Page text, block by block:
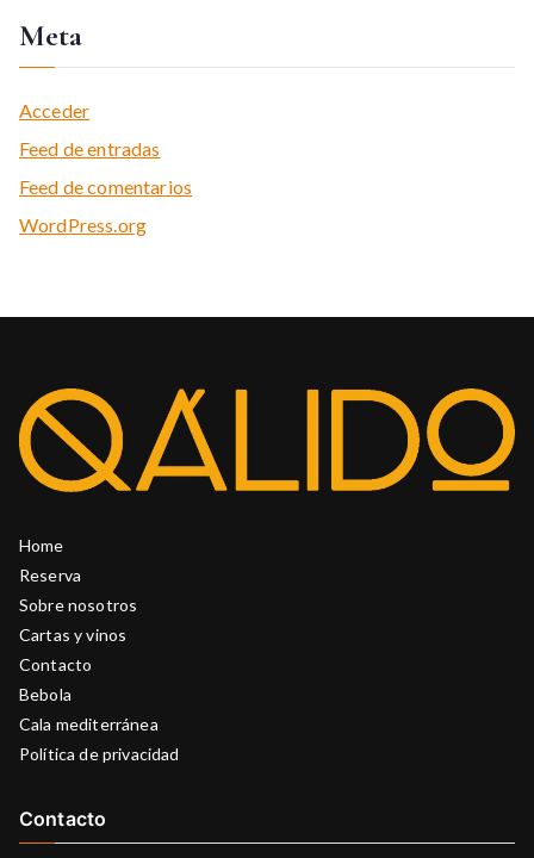
Meta
Acceder
Feed de entradas
Feed de comentarios
WordPress.org
Home
Reserva
Sobre nosotros
Cartas y vinos
Contacto
Bebola
Cala mediterránea
Política de privacidad
Contacto